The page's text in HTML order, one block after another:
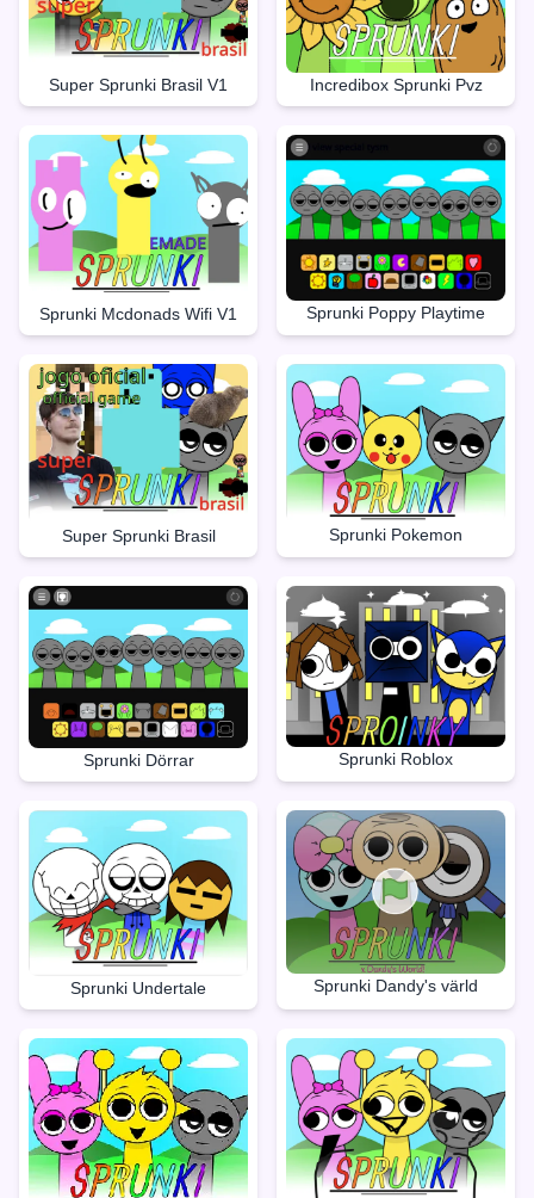
Super Sprunki Brasil V1 Incredibox Sprunki Pvz
Sprunki Mcdonads Wifi V1 Sprunki Poppy Playtime
Super Sprunki Brasil Sprunki Pokemon
Sprunki Dörrar Sprunki Roblox
Sprunki Undertale Sprunki Dandy's värld